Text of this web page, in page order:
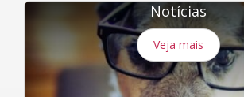
Notícias
Veja mais